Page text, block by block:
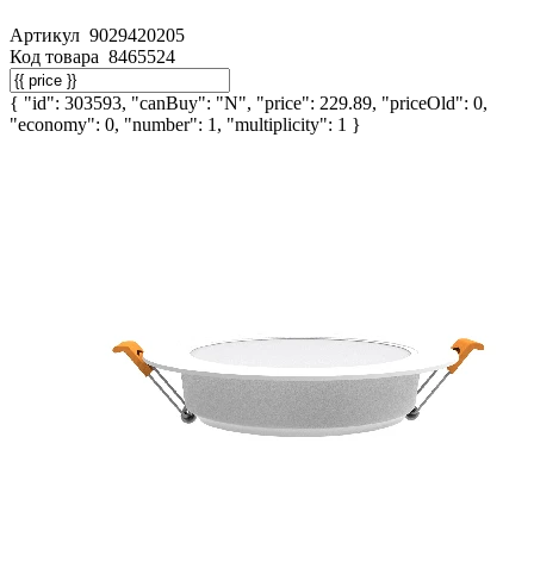
Артикул 9029420205
Код товара 8465524
{ "id": 303593, "canBuy": "N", "price": 229.89, "priceOld": 0,
"economy": 0, "number": 1, "multiplicity": 1 }